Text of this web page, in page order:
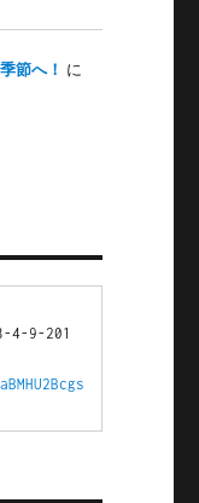
節へ！ に
4-9-201